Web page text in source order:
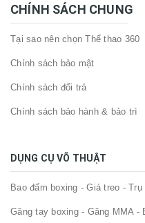
CHÍNH SÁCH CHUNG
Tại sao nên chọn Thể thao 360
Chính sách bảo mật
Chính sách đổi trả
Chính sách bảo hành & bảo trì
DỤNG CỤ VÕ THUẬT
Bao đấm boxing - Giá treo - Trụ
Găng tay boxing - Găng MMA -